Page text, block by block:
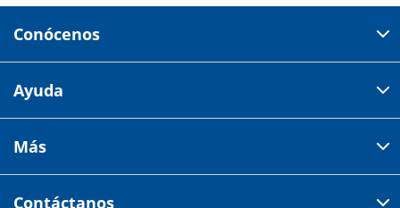
Conócenos
Av 18 de marzo # 309. Colonia la Nogalera.
Tiendas
Ayuda
Centro de ayuda
Más
Contáctanos